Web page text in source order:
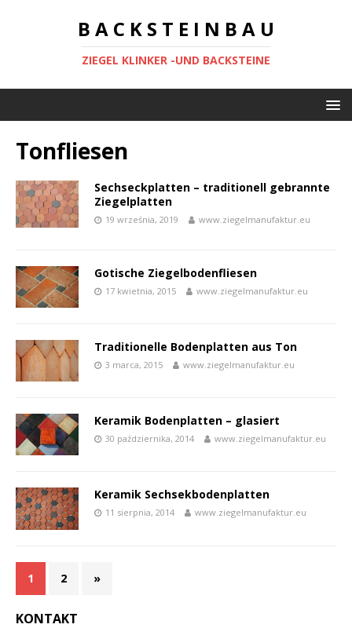
B A C K S T E I N B A U
ZIEGEL KLINKER -UND BACKSTEINE
Tonfliesen
Sechseckplatten – traditionell gebrannte
Ziegelplatten
19 września, 2019 www.ziegelmanufaktur.eu
Gotische Ziegelbodenfliesen
17 kwietnia, 2015 www.ziegelmanufaktur.eu
Traditionelle Bodenplatten aus Ton
3 marca, 2015 www.ziegelmanufaktur.eu
Keramik Bodenplatten – glasiert
30 października, 2014 www.ziegelmanufaktur.eu
Keramik Sechsekbodenplatten
11 sierpnia, 2014 www.ziegelmanufaktur.eu
1 2 »
KONTAKT